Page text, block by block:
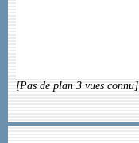
[Pas de plan 3 vues connu]